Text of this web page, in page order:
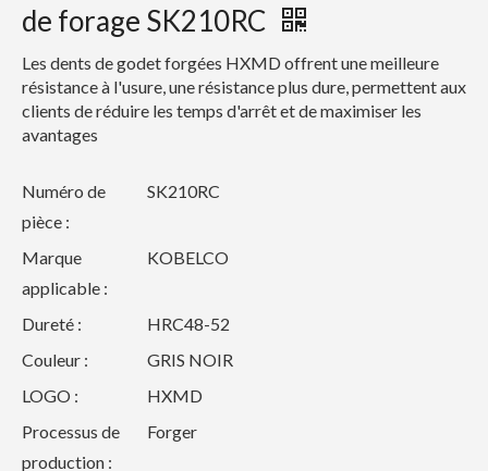
de forage SK210RC
Les dents de godet forgées HXMD offrent une meilleure
résistance à l'usure, une résistance plus dure, permettent aux
clients de réduire les temps d'arrêt et de maximiser les
avantages
Numéro de
pièce :
SK210RC
Marque
applicable :
KOBELCO
Dureté :
HRC48-52
Couleur :
GRIS NOIR
LOGO :
HXMD
Processus de
production :
Forger